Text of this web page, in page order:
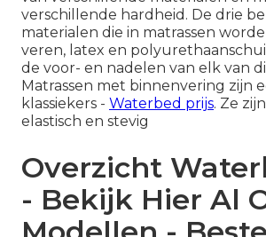
verschillende hardheid. De drie
materialen die in matrassen
veren, latex en
de voor- en nadelen van elk van
Matrassen met binnenvering zijn
klassiekers - Waterbed prijs. Ze
elastisch en stevig
Overzicht
- Bekijk Hier Al